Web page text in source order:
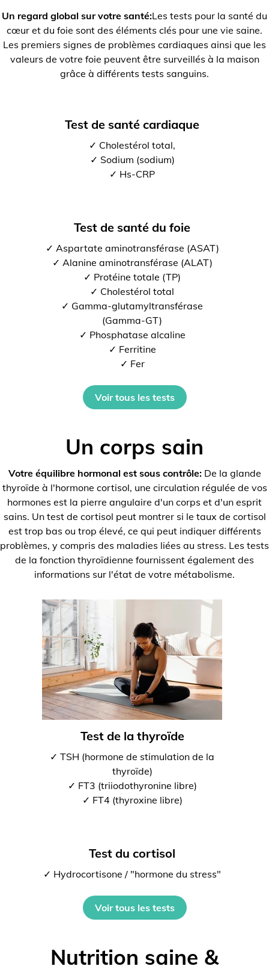
Un regard global sur votre santé:Les tests pour la santé du
cœur et du foie sont des éléments clés pour une vie saine.
Les premiers signes de problèmes cardiaques ainsi que les
valeurs de votre foie peuvent être surveillés à la maison
grâce à différents tests sanguins.
Test de santé cardiaque
✓ Cholestérol total,
✓ Sodium (sodium)
✓ Hs-CRP
Test de santé du foie
✓ Aspartate aminotransférase (ASAT)
✓ Alanine aminotransférase (ALAT)
✓ Protéine totale (TP)
✓ Cholestérol total
✓ Gamma-glutamyltransférase
(Gamma-GT)
✓ Phosphatase alcaline
✓ Ferritine
✓ Fer
Voir tous les tests
Un corps sain
Votre équilibre hormonal est sous contrôle:De la glande
thyroïde à l'hormone cortisol, une circulation régulée de vos
hormones est la pierre angulaire d'un corps et d'un esprit
sains. Un test de cortisol peut montrer si le taux de cortisol
est trop bas ou trop élevé, ce qui peut indiquer différents
problèmes, y compris des maladies liées au stress. Les tests
de la fonction thyroïdienne fournissent également des
informations sur l'état de votre métabolisme.
Test de la thyroïde
✓ TSH (hormone de stimulation de la
thyroïde)
✓ FT3 (triiodothyronine libre)
✓ FT4 (thyroxine libre)
Test du cortisol
✓ Hydrocortisone / "hormone du stress"
Voir tous les tests
Nutrition saine &